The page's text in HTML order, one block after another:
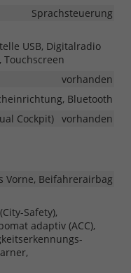
Sprachsteuerung
USB, Digitalradio
Touchscreen
vorhanden
Bluetooth
Cockpit) vorhanden
Vorne, Beifahrerairbag
Safety),
adaptiv (ACC),